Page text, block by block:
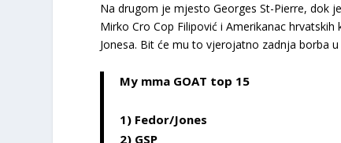
Na drugom je mjesto Georges St-Pierre, dok
Mirko Cro Cop Filipović i Amerikanac
Jonesa. Bit će mu to vjerojatno zadnja borba
My mma GOAT top 15
1) Fedor/Jones
2) GSP